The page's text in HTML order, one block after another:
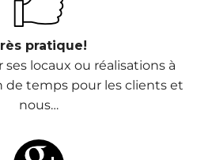
pratique!
ses locaux ou réalisations à
de temps pour les clients et
nous…